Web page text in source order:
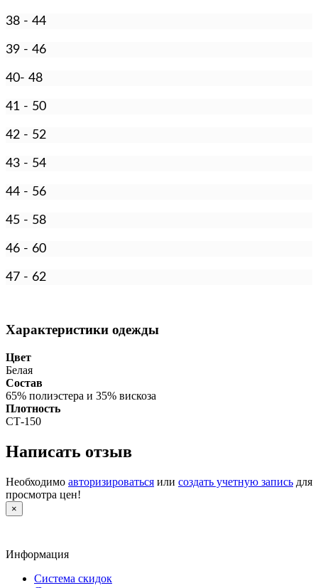
38 - 44
39 - 46
40- 48
41 - 50
42 - 52
43 - 54
44 - 56
45 - 58
46 - 60
47 - 62
Характеристики одежды
Цвет
Белая
Состав
65% полиэстера и 35% вискоза
Плотность
СТ-150
Написать отзыв
Необходимо авторизироваться или создать учетную запись для
просмотра цен!
×
Информация
Система скидок